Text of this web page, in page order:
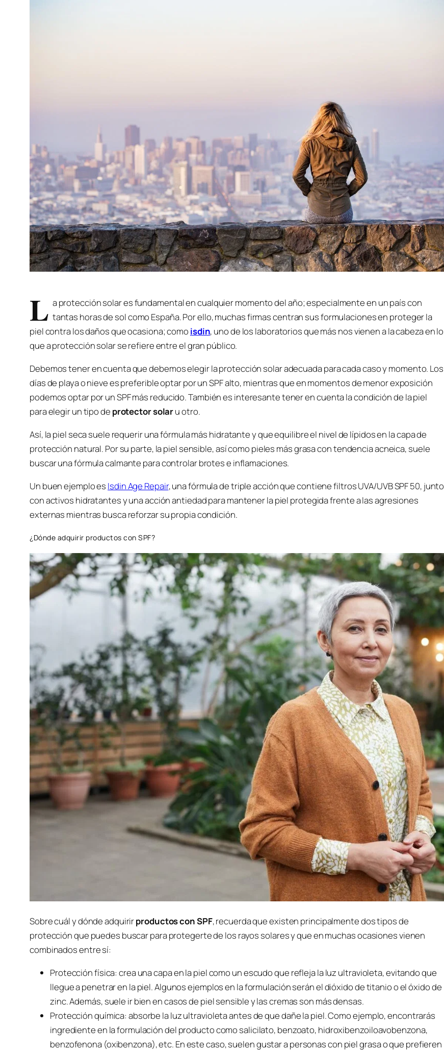
L a protección solar es fundamental en cualquier momento del año; especialmente en un país con
tantas horas de sol como España. Por ello, muchas firmas centran sus formulaciones en proteger la
piel contra los daños que ocasiona; como isdin, uno de los laboratorios que más nos vienen a la cabeza en lo
que a protección solar se refiere entre el gran público.
Debemos tener en cuenta que debemos elegir la protección solar adecuada para cada caso y momento. Los
días de playa o nieve es preferible optar por un SPF alto, mientras que en momentos de menor exposición
podemos optar por un SPF más reducido. También es interesante tener en cuenta la condición de la piel
para elegir un tipo de protector solaru otro.
Así, la piel seca suele requerir una fórmula más hidratante y que equilibre el nivel de lípidos en la capa de
protección natural. Por su parte, la piel sensible, así como pieles más grasa con tendencia acneica, suele
buscar una fórmula calmante para controlar brotes e inflamaciones.
Un buen ejemplo es Isdin Age Repair, una fórmula de triple acción que contiene filtros UVA/UVB SPF 50, junto
con activos hidratantes y una acción antiedad para mantener la piel protegida frente a las agresiones
externas mientras busca reforzar su propia condición.
¿Dónde adquirir productos con SPF?
Sobre cuál y dónde adquirirproductos con SPF, recuerda que existen principalmente dos tipos de
protección que puedes buscar para protegerte de los rayos solares y que en muchas ocasiones vienen
combinados entre sí:
Protección física: crea una capa en la piel como un escudo que refleja la luz ultravioleta, evitando que
llegue a penetrar en la piel. Algunos ejemplos en la formulación serán el dióxido de titanio o el óxido de
zinc. Además, suele ir bien en casos de piel sensible y las cremas son más densas.
Protección química: absorbe la luz ultravioleta antes de que dañe la piel. Como ejemplo, encontrarás
ingrediente en la formulación del producto como salicilato, benzoato, hidroxibenzoiloavobenzona,
benzofenona (oxibenzona), etc. En este caso, suelen gustar a personas con piel grasa o que prefieren